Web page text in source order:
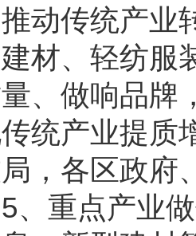
动传统产业
材、轻纺服
、做响品牌
统产业提质
，各区政府
重点产业做